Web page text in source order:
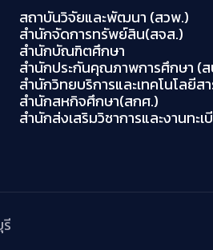
สถาบันวิจัยและพัฒนา (สวพ.)
สำนักจัดการทรัพย์สิน(สจส.)
สำนักบัณฑิตศึกษา
สำนักประกันคุณภาพการศึกษา (
สำนักวิทยบริการและเทคโนโลยีส
สำนักสหกิจศึกษา(สกศ.)
สำนักส่งเสริมวิชาการและงานทะ